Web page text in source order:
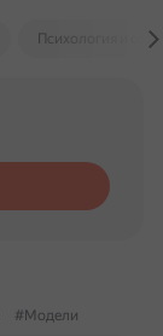
Психология и
#Модели